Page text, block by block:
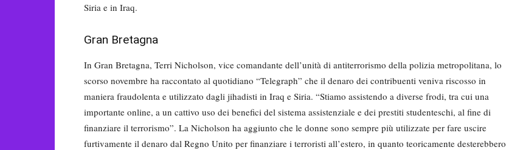
Siria e in Iraq.
Gran Bretagna
In Gran Bretagna, Terri Nicholson, vice comandante dell’unità di antiterrorismo della polizia metropolitana, lo
scorso novembre ha raccontato al quotidiano “Telegraph” che il denaro dei contribuenti veniva riscosso in
maniera fraudolenta e utilizzato dagli jihadisti in Iraq e Siria. “Stiamo assistendo a diverse frodi, tra cui una
importante online, a un cattivo uso dei benefici del sistema assistenziale e dei prestiti studenteschi, al fine di
finanziare il terrorismo”. La Nicholson ha aggiunto che le donne sono sempre più utilizzate per fare uscire
furtivamente il denaro dal Regno Unito per finanziare i terroristi all’estero, in quanto teoricamente desterebbero